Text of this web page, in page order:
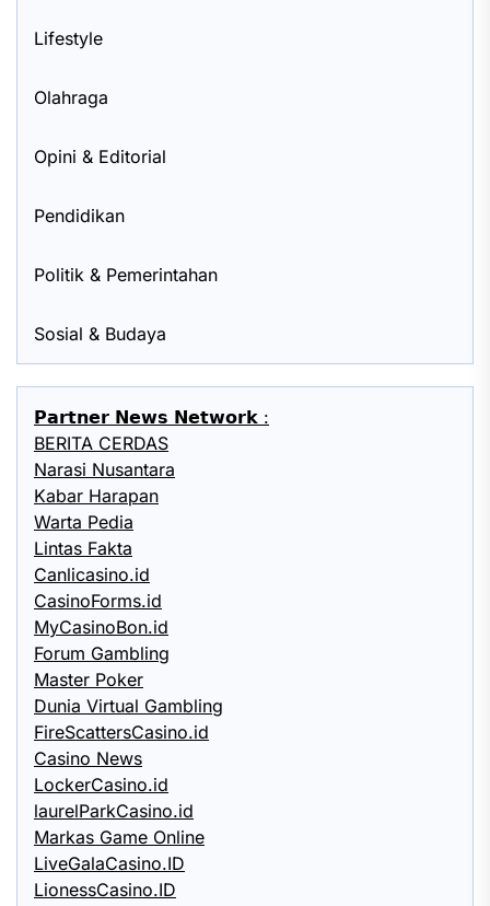
Lifestyle
Olahraga
Opini & Editorial
Pendidikan
Politik & Pemerintahan
Sosial & Budaya
𝗣𝗮𝗿𝘁𝗻𝗲𝗿 𝗡𝗲𝘄𝘀 𝗡𝗲𝘁𝘄𝗼𝗿𝗸 :
BERITA CERDAS
Narasi Nusantara
Kabar Harapan
Warta Pedia
Lintas Fakta
Canlicasino.id
CasinoForms.id
MyCasinoBon.id
Forum Gambling
Master Poker
Dunia Virtual Gambling
FireScattersCasino.id
Casino News
LockerCasino.id
laurelParkCasino.id
Markas Game Online
LiveGalaCasino.ID
LionessCasino.ID